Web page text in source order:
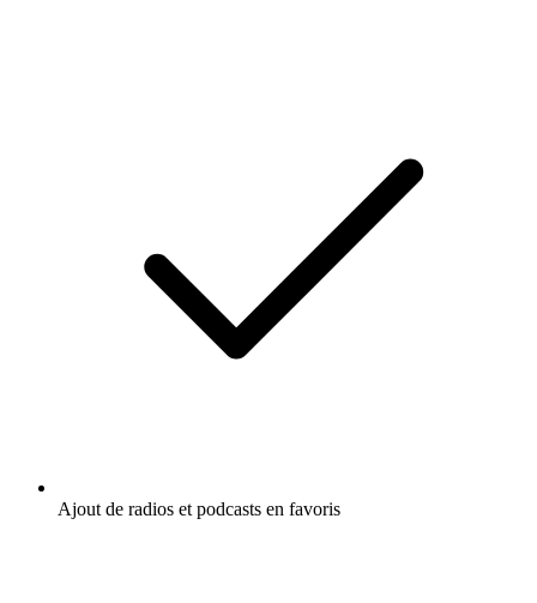
Ajout de radios et podcasts en favoris